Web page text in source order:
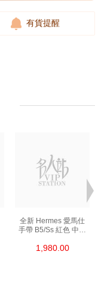
有貨提醒
全新 Hermes 愛馬仕
手帶 B5/Ss 紅色 中號
1,980.00